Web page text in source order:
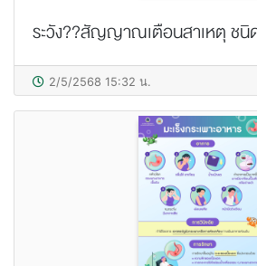
ระวัง??สัญญาณเตือนสาเหตุ ชนิด
2/5/2568 15:32 น.